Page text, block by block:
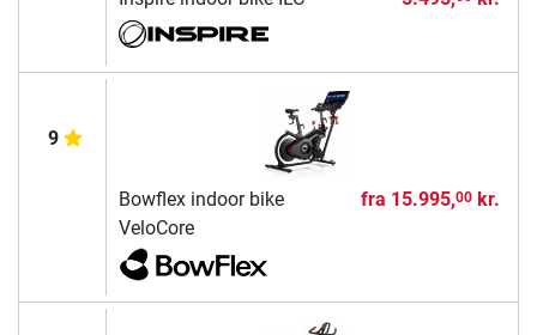
9
Bowflex indoor bike
VeloCore
fra 15.995,00kr.